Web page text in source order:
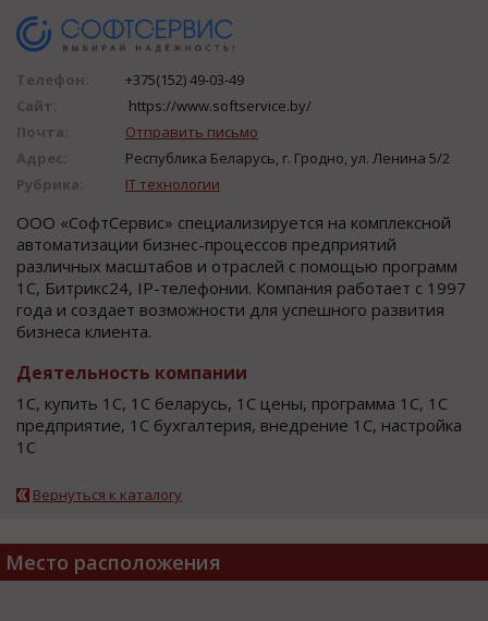
Телефон:
+375(152) 49-03-49
Сайт:
https://www.softservice.by/
Почта:
Отправить письмо
Адрес:
Республика Беларусь, г. Гродно, ул. Ленина 5/2
Рубрика:
IT технологии
ООО «СофтСервис» специализируется на комплексной
автоматизации бизнес-процессов предприятий
различных масштабов и отраслей с помощью программ
1С, Битрикс24, IP-телефонии. Компания работает с 1997
года и создает возможности для успешного развития
бизнеса клиента.
Деятельность компании
1С, купить 1С, 1С беларусь, 1С цены, программа 1С, 1С
предприятие, 1С бухгалтерия, внедрение 1С, настройка
1С
Вернуться к каталогу
Место расположения